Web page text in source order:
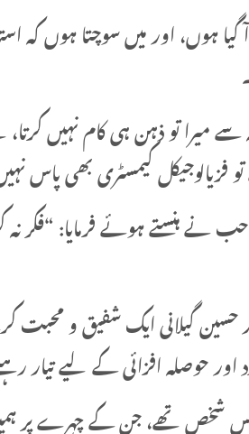
گیا ہوں، اور میں سوچتا ہوں کہ
میرا تو ذہن ہی کام نہیں
فزیالوجیکل کیمسٹری بھی پاس
نے ہنستے ہوئے فرمایا: “فکر
حسین گیلانی ایک شفیق و
اور حوصلہ افزائی کے لیے تیار
شخص تھے، جن کے چہرے پر